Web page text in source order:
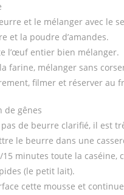
et le mélanger avec le
et la poudre d’amandes.
l’œuf entier bien mélanger.
farine, mélanger sans
filmer et réserver au
de gênes
pas de beurre clarifié, il est
le beurre dans une
minutes toute la caséine,
(le petit lait).
cette mousse et